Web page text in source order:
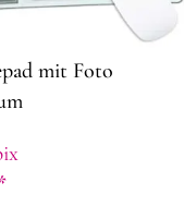
mit Foto